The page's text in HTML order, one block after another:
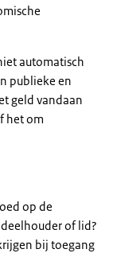
automatisch
publieke en
geld vandaan
het om
op de
of lid?
bij toegang